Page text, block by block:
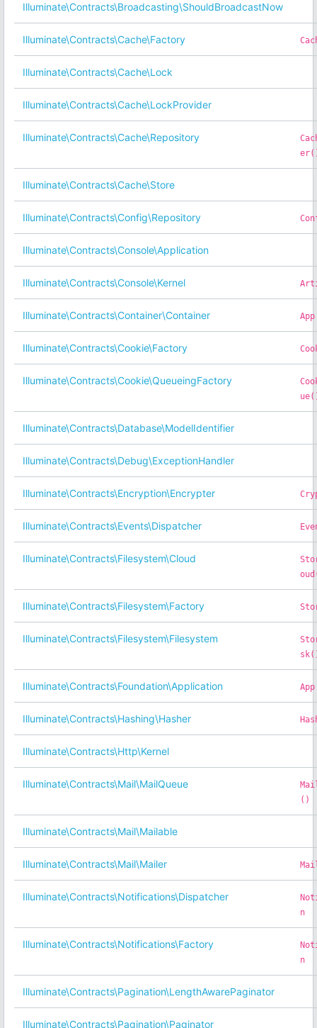
Illuminate\Contracts\Broadcasting\ShouldBroadcastNow
Illuminate\Contracts\Cache\Factory
Illuminate\Contracts\Cache\Lock
Illuminate\Contracts\Cache\LockProvider
Illuminate\Contracts\Cache\Repository
Illuminate\Contracts\Cache\Store
Illuminate\Contracts\Config\Repository
Illuminate\Contracts\Console\Application
Illuminate\Contracts\Console\Kernel
Illuminate\Contracts\Container\Container App
Illuminate\Contracts\Cookie\Factory
Illuminate\Contracts\Cookie\QueueingFactory
Illuminate\Contracts\Database\ModelIdentifier
Illuminate\Contracts\Debug\ExceptionHandler
Illuminate\Contracts\Encryption\Encrypter
Illuminate\Contracts\Events\Dispatcher
Illuminate\Contracts\Filesystem\Cloud
Illuminate\Contracts\Filesystem\Factory
Illuminate\Contracts\Filesystem\Filesystem
Illuminate\Contracts\Foundation\Application App
Illuminate\Contracts\Hashing\Hasher
Illuminate\Contracts\Http\Kernel
Illuminate\Contracts\Mail\MailQueue
()
Illuminate\Contracts\Mail\Mailable
Illuminate\Contracts\Mail\Mailer
Illuminate\Contracts\Notifications\Dispatcher
n
Illuminate\Contracts\Notifications\Factory
n
Illuminate\Contracts\Pagination\LengthAwarePaginator
Illuminate\Contracts\Pagination\Paginator